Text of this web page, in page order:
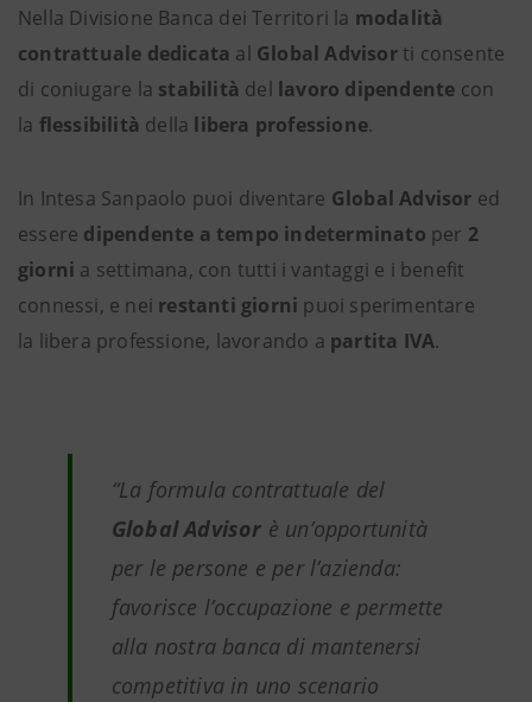
Nella Divisione Banca dei Territori la modalità
contrattuale dedicata al Global Advisorti consente
di coniugare la stabilità del lavoro dipendente con
la flessibilità della libera professione.
In Intesa Sanpaolo puoi diventare Global Advisor ed
essere dipendente a tempo indeterminato per 2
giorni a settimana, con tutti i vantaggi e i benefit
connessi, e nei restanti giorni puoi sperimentare
la libera professione, lavorando a partita IVA.
“La formula contrattuale del
Global Advisor è un’opportunità
per le persone e per l’azienda:
favorisce l’occupazione e permette
alla nostra banca di mantenersi
competitiva in uno scenario